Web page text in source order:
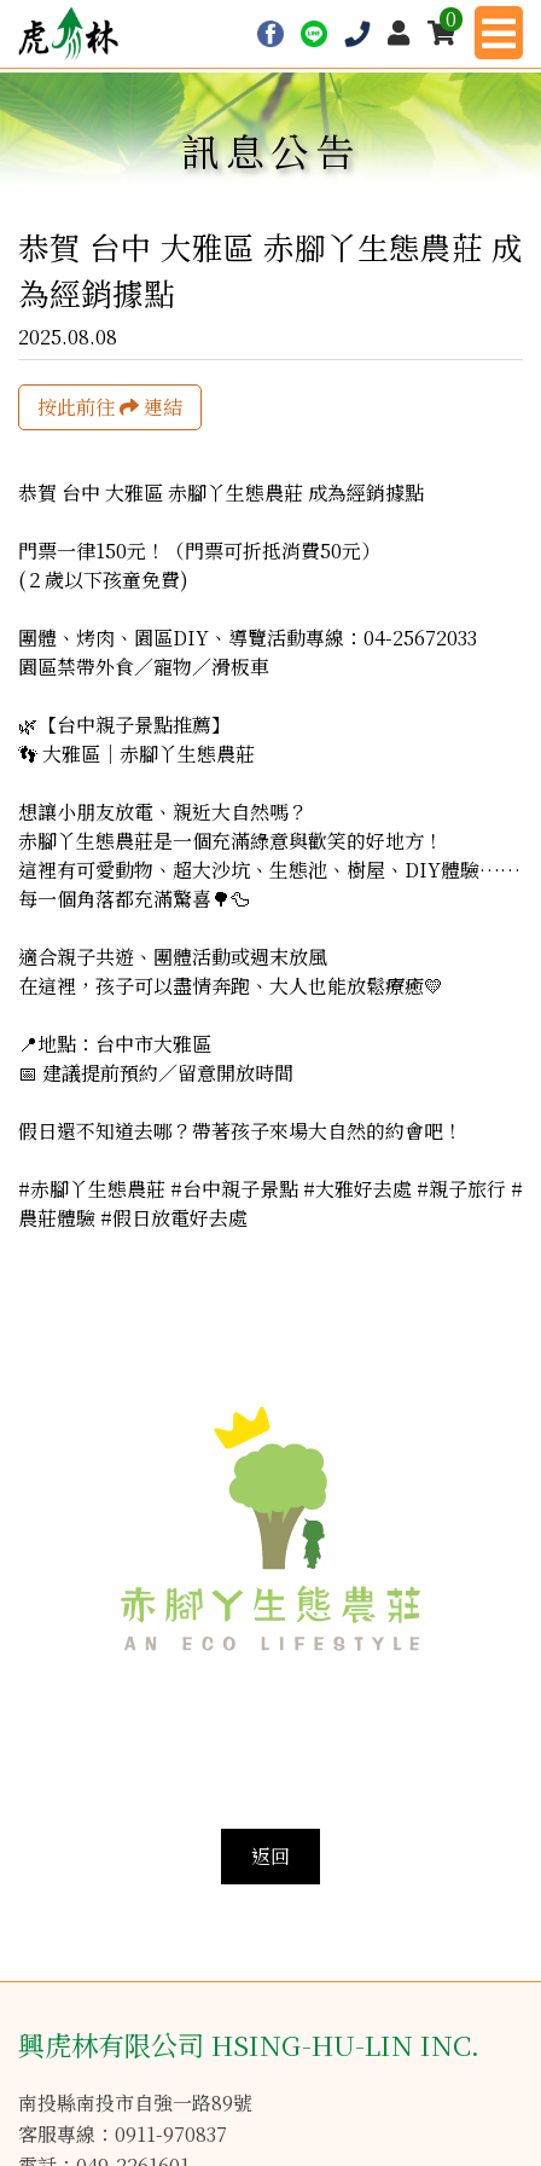
0
訊息公告
恭賀 台中 大雅區 赤腳丫生態農莊 成
為經銷據點
2025.08.08
按此前往 連結
恭賀 台中 大雅區 赤腳丫生態農莊 成為經銷據點
門票一律150元！（門票可折抵消費50元）
(２歲以下孩童免費)
團體、烤肉、園區DIY、導覽活動專線：04-25672033
園區禁帶外食／寵物／滑板車
🌿【台中親子景點推薦】
👣 大雅區｜赤腳丫生態農莊
想讓小朋友放電、親近大自然嗎？
赤腳丫生態農莊是一個充滿綠意與歡笑的好地方！
這裡有可愛動物、超大沙坑、生態池、樹屋、DIY體驗……
每一個角落都充滿驚喜🌳🦆
適合親子共遊、團體活動或週末放風
在這裡，孩子可以盡情奔跑、大人也能放鬆療癒💛
📍地點：台中市大雅區
📅 建議提前預約／留意開放時間
假日還不知道去哪？帶著孩子來場大自然的約會吧！
#赤腳丫生態農莊 #台中親子景點 #大雅好去處 #親子旅行 #
農莊體驗 #假日放電好去處
興虎林有限公司 HSING-HU-LIN INC.
南投縣南投市自強一路89號
客服專線：0911-970837